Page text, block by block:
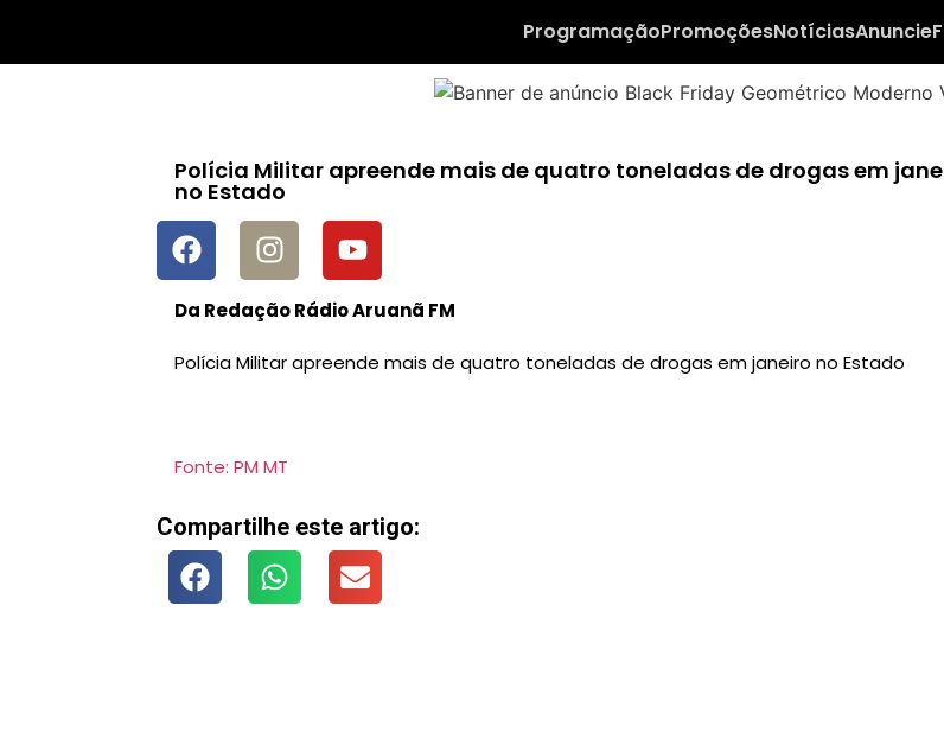
ProgramaçãoPromoçõesNotíciasAnuncie
Polícia Militar apreende mais de quatro toneladas de drogas em
no Estado
Da Redação Rádio Aruanã FM
Polícia Militar apreende mais de quatro toneladas de drogas em janeiro no Estado
Fonte: PM MT
Compartilhe este artigo: